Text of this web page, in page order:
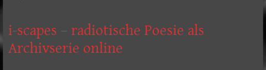
i-scapes – radiotische Poesie als
Archivserie online